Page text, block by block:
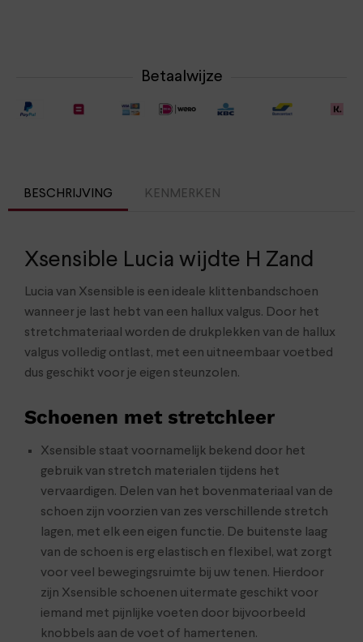
Betaalwijze
BESCHRIJVING KENMERKEN
Xsensible Lucia wijdte H Zand
Lucia van Xsensible is een ideale klittenbandschoen
wanneer je last hebt van een hallux valgus. Door het
stretchmateriaal worden de drukplekken van de hallux
valgus volledig ontlast, met een uitneembaar voetbed
dus geschikt voor je eigen steunzolen.
Schoenen met stretchleer
Xsensible staat voornamelijk bekend door het
gebruik van stretch materialen tijdens het
vervaardigen. Delen van het bovenmateriaal van de
schoen zijn voorzien van zes verschillende stretch
lagen, met elk een eigen functie. De buitenste laag
van de schoen is erg elastisch en flexibel, wat zorgt
voor veel bewegingsruimte bij uw tenen. Hierdoor
zijn Xsensible schoenen uitermate geschikt voor
iemand met pijnlijke voeten door bijvoorbeeld
knobbels aan de voet of hamertenen.